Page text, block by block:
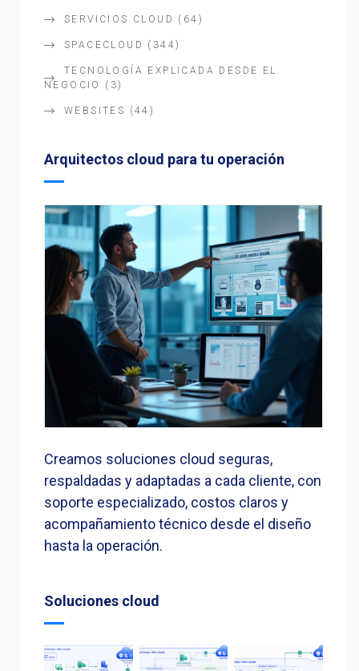
SERVICIOS CLOUD (64)
SPACECLOUD (344)
TECNOLOGÍA EXPLICADA DESDE EL
NEGOCIO
(3)
WEBSITES (44)
Arquitectos cloud para tu operación
Creamos soluciones cloud seguras,
respaldadas y adaptadas a cada cliente, con
soporte especializado, costos claros y
acompañamiento técnico desde el diseño
hasta la operación.
Soluciones cloud